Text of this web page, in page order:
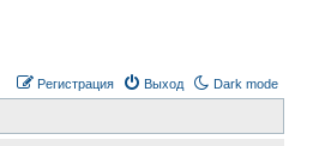
Dark mode
Выход
Регистрация